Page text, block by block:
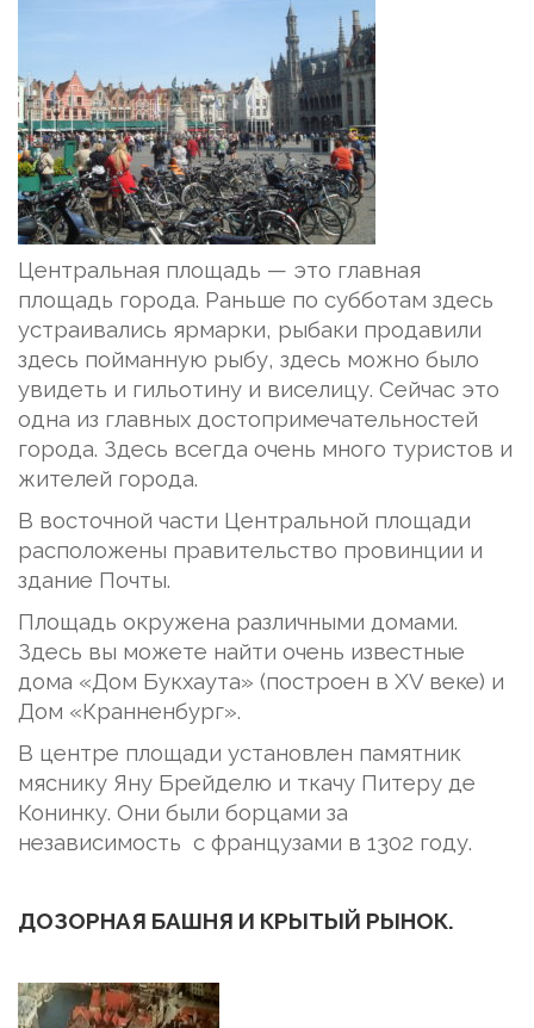
Центральная площадь — это главная
площадь города. Раньше по субботам здесь
устраивались ярмарки, рыбаки продавили
здесь пойманную рыбу, здесь можно было
увидеть и гильотину и виселицу. Сейчас это
одна из главных достопримечательностей
города. Здесь всегда очень много туристов и
жителей города.
В восточной части Центральной площади
расположены правительство провинции и
здание Почты.
Площадь окружена различными домами.
Здесь вы можете найти очень известные
дома «Дом Букхаута» (построен в XV веке) и
Дом «Кранненбург».
В центре площади установлен памятник
мяснику Яну Брейделю и ткачу Питеру де
Конинку. Они были борцами за
независимость с французами в 1302 году.
ДОЗОРНАЯ БАШНЯ И КРЫТЫЙ РЫНОК.